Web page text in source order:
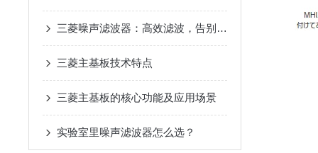
三菱噪声滤波器：高效滤波，告别工业电磁干扰
三菱主基板技术特点
三菱主基板的核心功能及应用场景
实验室里噪声滤波器怎么选？